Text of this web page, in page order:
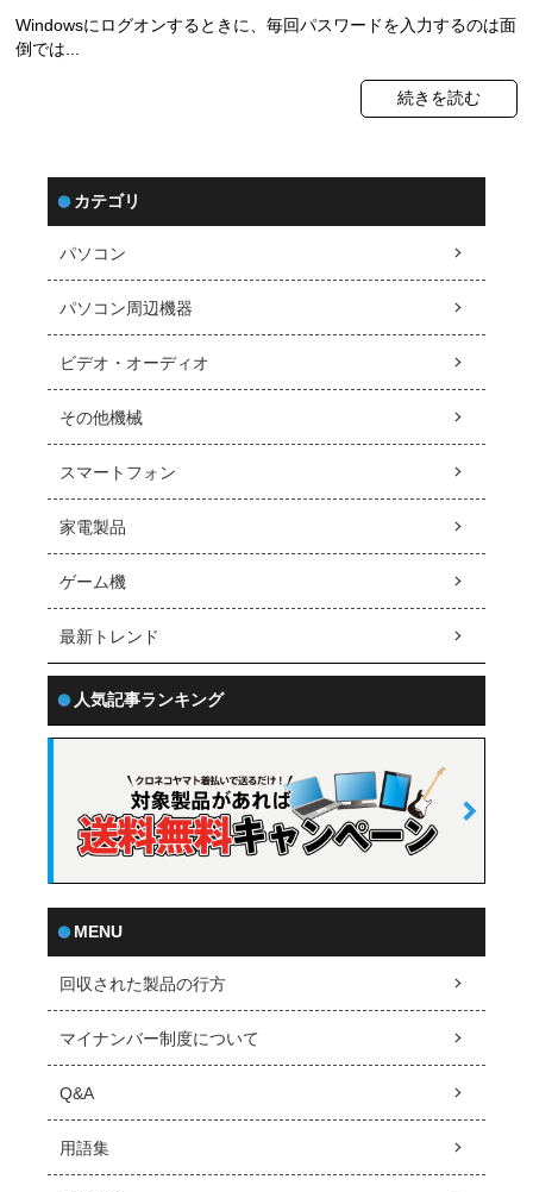
Windowsにログオンするときに、毎回パスワードを入力するのは面
倒では...
続きを読む
カテゴリ
パソコン
パソコン周辺機器
ビデオ・オーディオ
その他機械
スマートフォン
家電製品
ゲーム機
最新トレンド
人気記事ランキング
MENU
回収された製品の行方
マイナンバー制度について
Q&A
用語集